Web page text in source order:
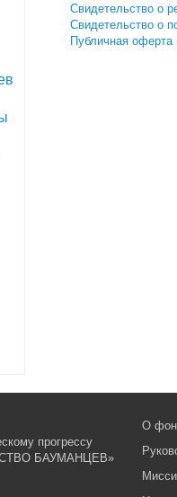
Свидетельство о
Свидетельство о
Публичная
прогрессу
БАУМАНЦЕВ»
О